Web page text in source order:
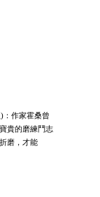
：作家霍桑曾
貴的磨練鬥志
磨，才能